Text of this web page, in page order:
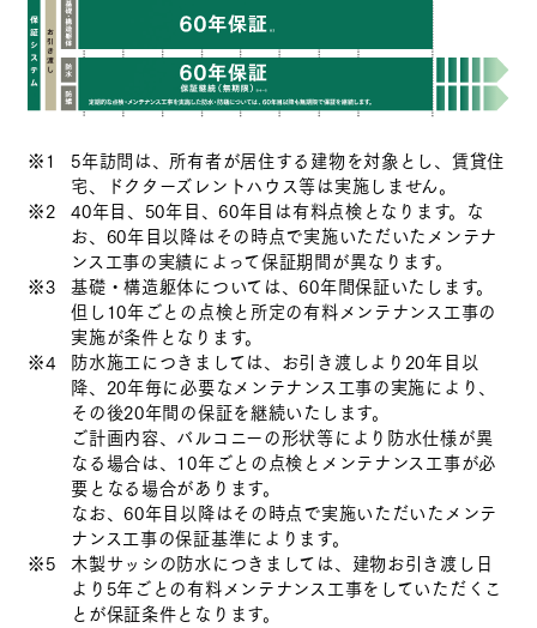
※1
5年訪問は、所有者が居住する建物を対象とし、賃貸住
宅、ドクターズレントハウス等は実施しません。
※2 40年目、50年目、60年目は有料点検となります。な
お、60年目以降はその時点で実施いただいたメンテナ
ンス工事の実績によって保証期間が異なります。
※3 基礎・構造躯体については、60年間保証いたします。
但し10年ごとの点検と所定の有料メンテナンス工事の
実施が条件となります。
※4
防水施工につきましては、お引き渡しより20年目以
降、20年毎に必要なメンテナンス工事の実施により、
その後20年間の保証を継続いたします。
ご計画内容、バルコニーの形状等により防水仕様が異
なる場合は、10年ごとの点検とメンテナンス工事が必
要となる場合があります。
なお、60年目以降はその時点で実施いただいたメンテ
ナンス工事の保証基準によります。
※5 木製サッシの防水につきましては、建物お引き渡し日
より5年ごとの有料メンテナンス工事をしていただくこ
とが保証条件となります。